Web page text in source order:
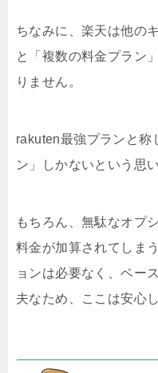
ちなみに、楽天は他の
と「複数の料金プラン
りません。
rakuten最強プランと称
ン」しかないという思
もちろん、無駄なオプ
料金が加算されてしま
ョンは必要なく、ベー
夫なため、ここは安心